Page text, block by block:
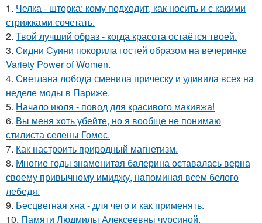
1. Челка - шторка: кому подходит, как носить и с какими
стрижками сочетать.
2. Твой лучший образ - когда красота остаётся твоей.
3. Сидни Суини покорила гостей образом на вечеринке
Variety Power of Women.
4. Светлана лобода сменила прическу и удивила всех на
неделе моды в Париже.
5. Начало июля - повод для красивого макияжа!
6. Вы меня хоть убейте, но я вообще не понимаю
стилиста селены Гомес.
7. Как настроить природный магнетизм.
8. Многие годы знаменитая балерина оставалась верна
своему привычному имиджу, напоминая всем белого
лебедя.
9. Бесцветная хна - для чего и как применять.
10. Памяти Людмилы Алексеевны чурсиной.